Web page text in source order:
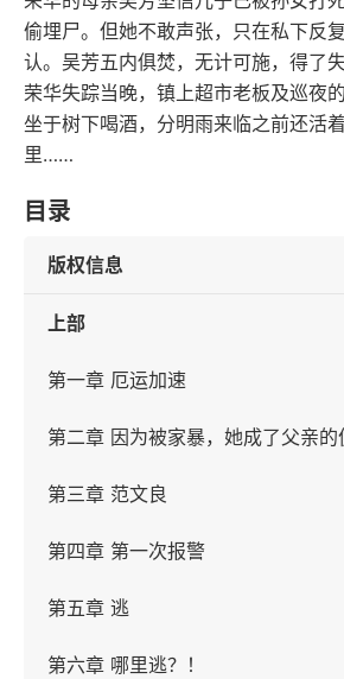
偷埋尸。但她不敢声张，只在私下反
认。吴芳五内俱焚，无计可施，得了
荣华失踪当晚，镇上超市老板及巡夜
坐于树下喝酒，分明雨来临之前还活
里……
目录
版权信息
上部
第一章 厄运加速
第二章 因为被家暴，她成了父亲的
第三章 范文良
第四章 第一次报警
第五章 逃
第六章 哪里逃？！